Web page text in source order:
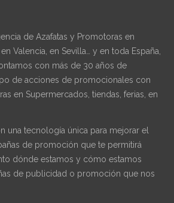
de Azafatas y Promotoras en
Valencia, en Sevilla… y en toda España,
con más de 30 años de
de acciones de promocionales con
en Supermercados, tiendas, ferias, en
una tecnología única para mejorar el
de promoción que te permitirá
dónde estamos y cómo estamos
de publicidad o promoción que nos